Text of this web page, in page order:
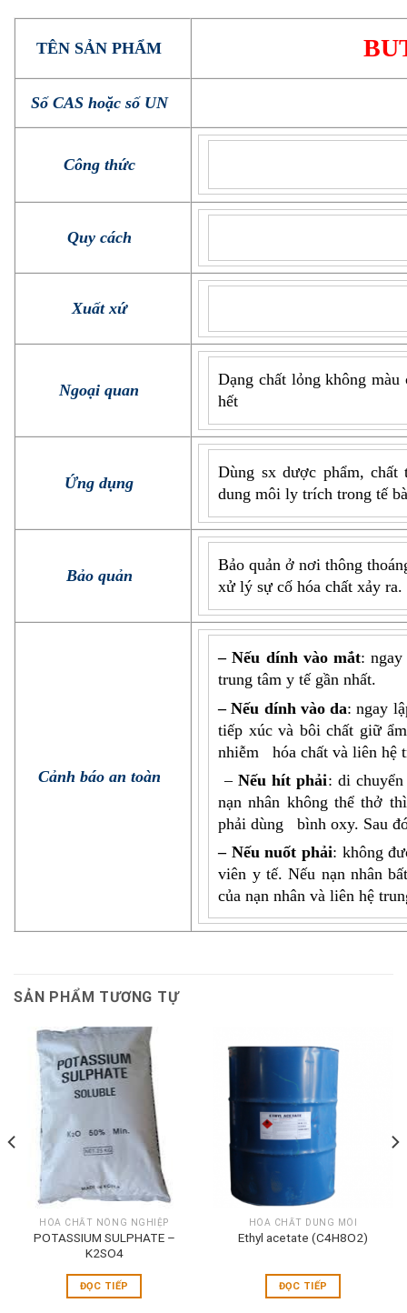
TÊN SẢN PHẨM
Số CAS hoặc số UN
Công thức
Quy cách
Xuất xứ
Ngoại quan
Dạng chất lỏng không
hết
Ứng dụng
Dùng sx dược phẩm,
dung môi ly trích trong tế
Bảo quản
Bảo quản ở nơi thông
xử lý sự cố hóa chất xảy ra.
Cảnh báo an toàn
– Nếu dính vào mắt:
trung tâm y tế gần nhất.
– Nếu dính vào da: ngay
tiếp xúc và bôi chất giữ
nhiễm hóa chất và liên hệ
– Nếu hít phải: di
nạn nhân không thể thở
phải dùng bình oxy. Sau
– Nếu nuốt phải: không
viên y tế. Nếu nạn nhân
của nạn nhân và liên hệ
SẢN PHẨM TƯƠNG TỰ
HÓA CHẤT NÔNG NGHIỆP
POTASSIUM SULPHATE –
K2SO4
ĐỌC TIẾP
HÓA CHẤT DUNG MÔI
Ethyl acetate (C4H8O2)
ĐỌC TIẾP